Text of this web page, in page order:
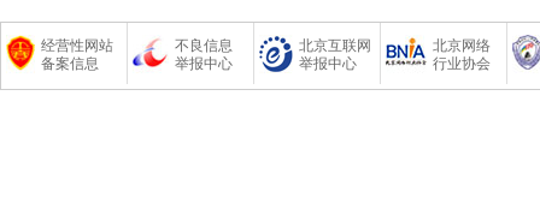
经营性网站
备案信息
不良信息
举报中心
北京互联网
举报中心
北京网络
行业协会